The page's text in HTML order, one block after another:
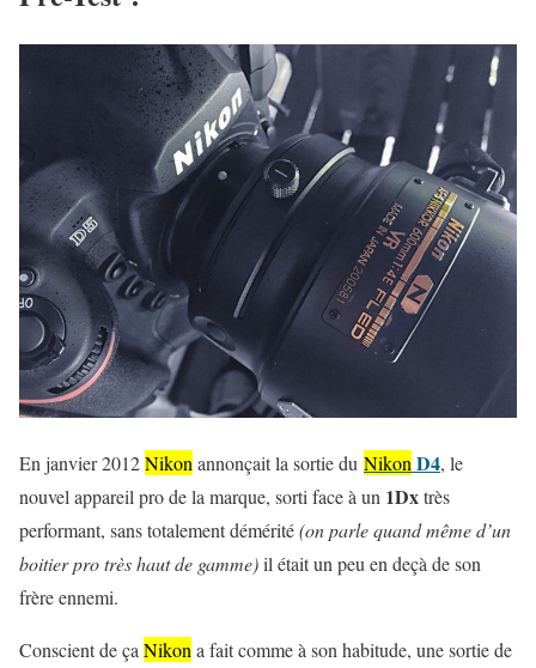
En janvier 2012Nikon annonçait la sortie du Nikon D4, le
nouvel appareil pro de la marque, sorti face à un 1Dxtrès
performant, sans totalement démérité(on parle quand même d’un
boitier pro très haut de gamme)il était un peu en deçà de son
frère ennemi.
Conscient de ça Nikon a fait comme à son habitude, une sortie de